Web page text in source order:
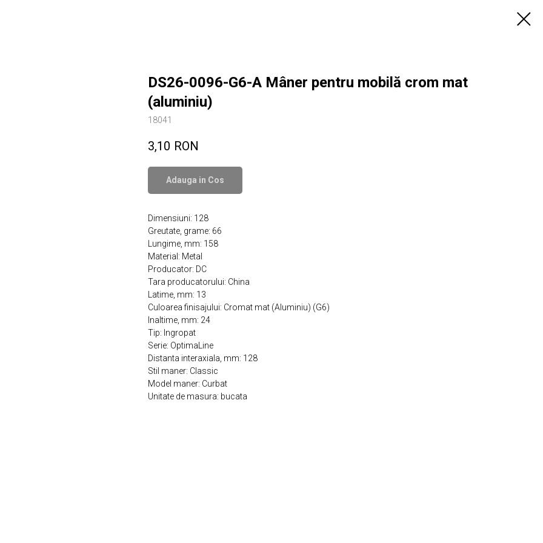
DS26-0096-G6-A Mâner pentru mobilă crom mat
(aluminiu)
18041
3,10 RON
Adauga in Сos
Dimensiuni: 128
Greutate, grame: 66
Lungime, mm: 158
Material: Metal
Producator: DC
Tara producatorului: China
Latime, mm: 13
Culoarea finisajului: Cromat mat (Aluminiu) (G6)
Inaltime, mm: 24
Tip: Ingropat
Serie: OptimaLine
Distanta interaxiala, mm: 128
Stil maner: Classic
Model maner: Curbat
Unitate de masura: bucata